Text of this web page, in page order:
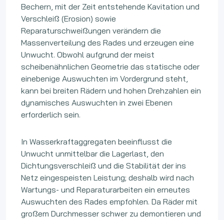
Bechern, mit der Zeit entstehende Kavitation und
Verschleiß (Erosion) sowie
Reparaturschweißungen verändern die
Massenverteilung des Rades und erzeugen eine
Unwucht. Obwohl aufgrund der meist
scheibenähnlichen Geometrie das statische oder
einebenige Auswuchten im Vordergrund steht,
kann bei breiten Rädern und hohen Drehzahlen ein
dynamisches Auswuchten in zwei Ebenen
erforderlich sein.
In Wasserkraftaggregaten beeinflusst die
Unwucht unmittelbar die Lagerlast, den
Dichtungsverschleiß und die Stabilität der ins
Netz eingespeisten Leistung; deshalb wird nach
Wartungs- und Reparaturarbeiten ein erneutes
Auswuchten des Rades empfohlen. Da Räder mit
großem Durchmesser schwer zu demontieren und